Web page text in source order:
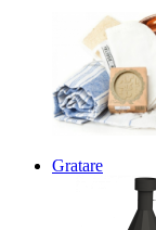
Gratare